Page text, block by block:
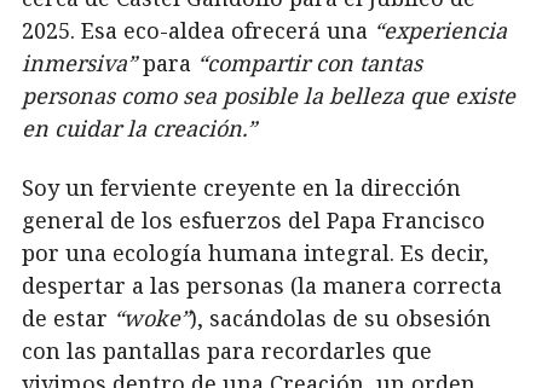
2025. Esa eco-aldea ofrecerá una “experiencia
inmersiva”para “compartir con tantas
personas como sea posible la belleza que existe
en cuidar la creación.”
Soy un ferviente creyente en la dirección
general de los esfuerzos del Papa Francisco
por una ecología humana integral. Es decir,
despertar a las personas (la manera correcta
de estar “woke”), sacándolas de su obsesión
con las pantallas para recordarles que